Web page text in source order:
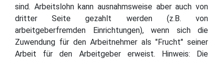
sind. Arbeitslohn kann ausnahmsweise aber auch von
dritter Seite gezahlt werden (z.B. von
arbeitgeberfremden Einrichtungen), wenn sich die
Zuwendung für den Arbeitnehmer als "Frucht" seiner
Arbeit für den Arbeitgeber erweist. Hinweis: Die